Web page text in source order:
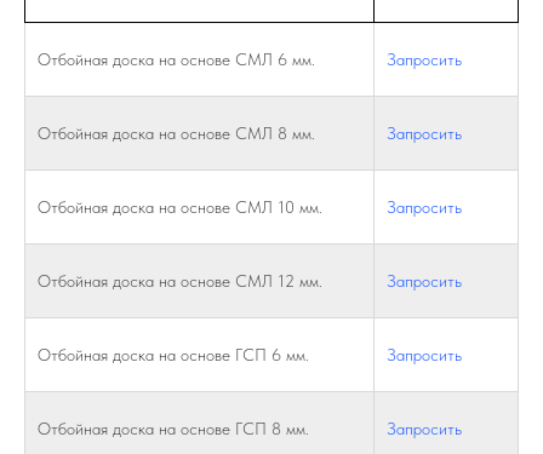
Отбойная доска на основе СМЛ 6 мм. Запросить
Отбойная доска на основе СМЛ 8 мм. Запросить
Отбойная доска на основе СМЛ 10 мм. Запросить
Отбойная доска на основе СМЛ 12 мм. Запросить
Отбойная доска на основе ГСП 6 мм. Запросить
Отбойная доска на основе ГСП 8 мм. Запросить